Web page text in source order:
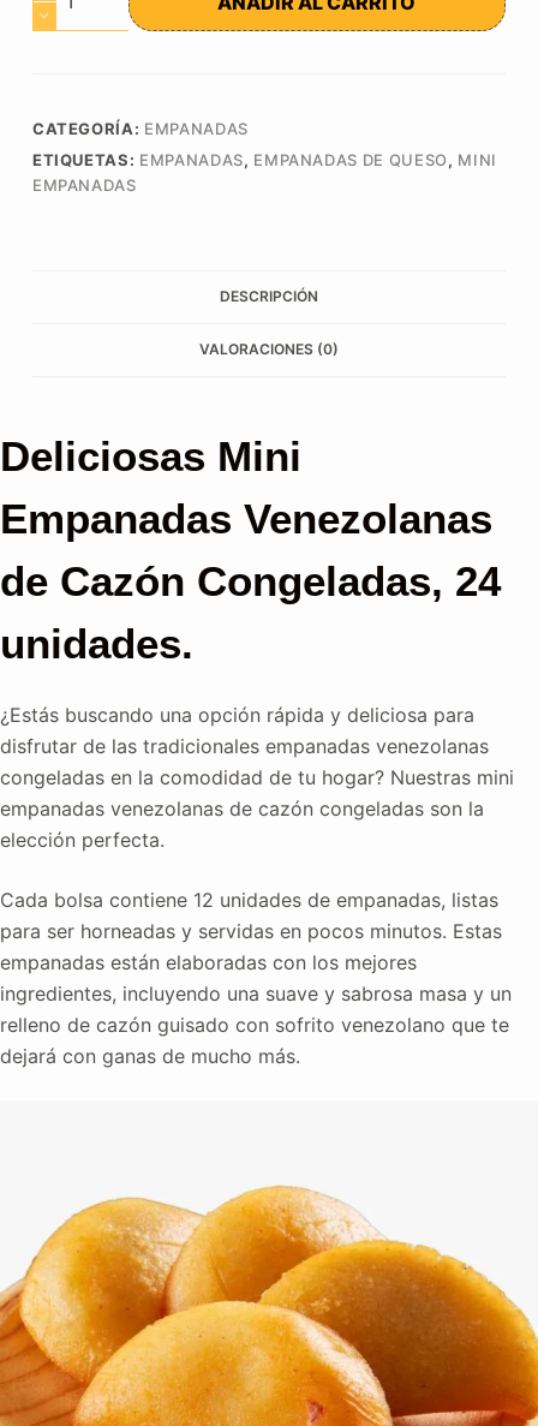
Empanadas
Congeladas
(2
Bolsas
CATEGORÍA: EMPANADAS
ETIQUETAS: EMPANADAS, EMPANADAS DE QUESO, MINI
EMPANADAS
DESCRIPCIÓN
VALORACIONES (0)
Deliciosas Mini
Empanadas Venezolanas
de Cazón Congeladas, 24
unidades.
¿Estás buscando una opción rápida y deliciosa para
disfrutar de las tradicionales empanadas venezolanas
congeladas en la comodidad de tu hogar? Nuestras mini
empanadas venezolanas de cazón congeladas son la
elección perfecta.
Cada bolsa contiene 12 unidades de empanadas, listas
para ser horneadas y servidas en pocos minutos. Estas
empanadas están elaboradas con los mejores
ingredientes, incluyendo una suave y sabrosa masa y un
relleno de cazón guisado con sofrito venezolano que te
dejará con ganas de mucho más.